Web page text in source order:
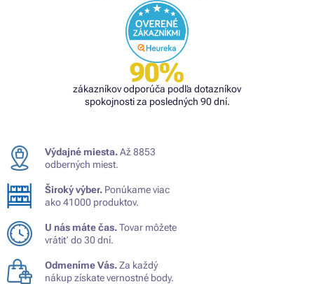
90%
zákazníkov odporúča podľa dotazníkov
spokojnosti za posledných 90 dní.
Výdajné miesta.Až 8853
odberných miest.
Široký výber. Ponúkame viac
ako 41000 produktov.
U nás máte čas.Tovar môžete
vrátiť do 30 dní.
Odmeníme Vás.Za každý
nákup získate vernostné body.